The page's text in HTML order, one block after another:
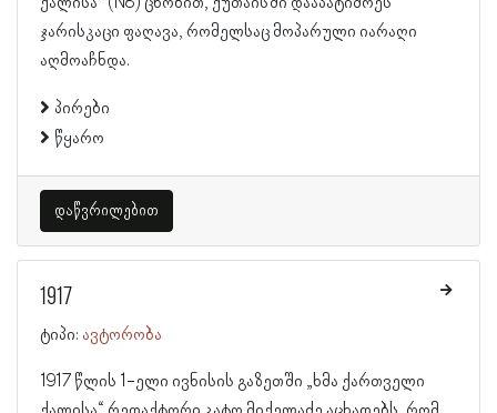
ჯარისკაცი ფაღავა, რომელსაც მოპარული იარაღი
აღმოაჩნდა.
პირები
წყარო
დაწვრილებით
1917
ტიპი: ავტორობა
1917 წლის 1-ელი ივნისის გაზეთში „ხმა ქართველი